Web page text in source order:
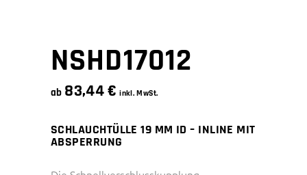
NSHD17012
ab 83,44€ inkl. MwSt.
SCHLAUCHTÜLLE 19 MM ID – INLINE MIT
ABSPERRUNG